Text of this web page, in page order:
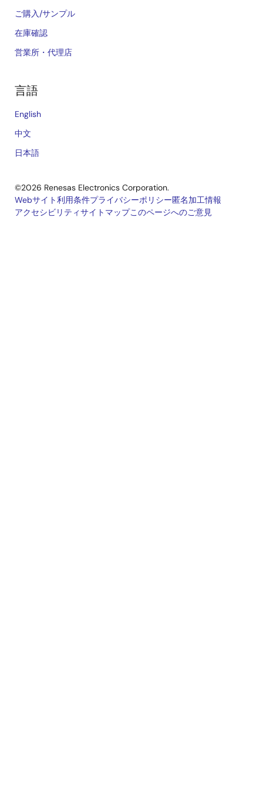
ご購入/サンプル
在庫確認
営業所・代理店
言語
English
中文
日本語
©2026 Renesas Electronics Corporation.
Legal
Webサイト利用条件プライバシーポリシー匿名加工情報
アクセシビリティサイトマップこのページへのご意見